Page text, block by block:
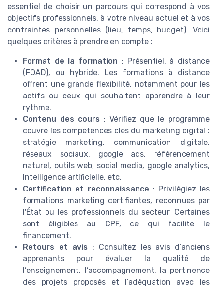
essentiel de choisir un parcours qui correspond à vos
objectifs professionnels, à votre niveau actuel et à vos
contraintes personnelles (lieu, temps, budget). Voici
quelques critères à prendre en compte :
Format de la formation : Présentiel, à distance
(FOAD), ou hybride. Les formations à distance
offrent une grande flexibilité, notamment pour les
actifs ou ceux qui souhaitent apprendre à leur
rythme.
Contenu des cours : Vérifiez que le programme
couvre les compétences clés du marketing digital :
stratégie marketing, communication digitale,
réseaux sociaux, google ads, référencement
naturel, outils web, social media, google analytics,
intelligence artificielle, etc.
Certification et reconnaissance : Privilégiez les
formations marketing certifiantes, reconnues par
l'État ou les professionnels du secteur. Certaines
sont éligibles au CPF, ce qui facilite le
financement.
Retours et avis : Consultez les avis d’anciens
apprenants pour évaluer la qualité de
l’enseignement, l’accompagnement, la pertinence
des projets proposés et l’adéquation avec les